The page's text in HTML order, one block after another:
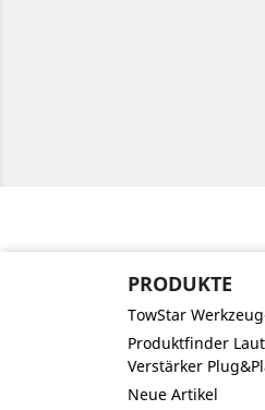
PRODUKTE
TowStar
Produktfinder
Verstärker
Neue Artikel